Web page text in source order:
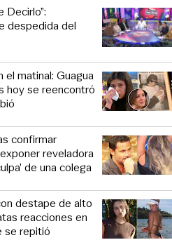
Decirlo”:
despedida del
el matinal: Guagua
hoy se reencontró
confirmar
reveladora
de una colega
destape de alto
reacciones en
se repitió